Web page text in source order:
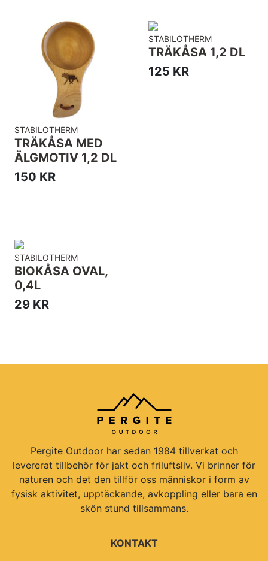
STABILOTHERM
TRÄKÅSA MED
ÄLGMOTIV 1,2 DL
150 KR
STABILOTHERM
TRÄKÅSA 1,2 DL
125 KR
STABILOTHERM
BIOKÅSA OVAL,
0,4L
29 KR
Pergite Outdoor har sedan 1984 tillverkat och
levererat tillbehör för jakt och friluftsliv. Vi brinner för
naturen och det den tillför oss människor i form av
fysisk aktivitet, upptäckande, avkoppling eller bara en
skön stund tillsammans.
KONTAKT